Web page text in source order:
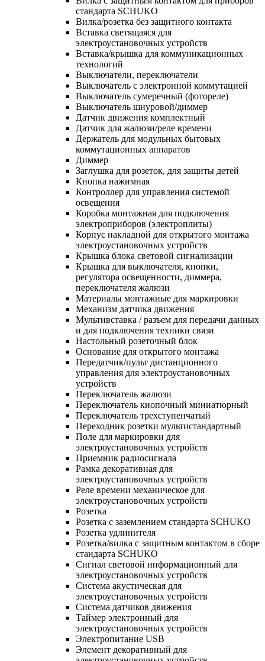
стандарта SCHUKO
Вилка/розетка без защитного контакта
Вставка светящаяся для
электроустановочных устройств
Вставка/крышка для коммуникационных
технологий
Выключатели, переключатели
Выключатель с электронной коммутацией
Выключатель сумеречный (фотореле)
Выключатель шнуровой/диммер
Датчик движения комплектный
Датчик для жалюзи/реле времени
Держатель для модульных бытовых
коммутационных аппаратов
Диммер
Заглушка для розеток, для защиты детей
Кнопка нажимная
Контроллер для управления системой
освещения
Коробка монтажная для подключения
электроприборов (электроплиты)
Корпус накладной для открытого монтажа
электроустановочных устройств
Крышка блока световой сигнализации
Крышка для выключателя, кнопки,
регулятора освещенности, диммера,
переключателя жалюзи
Материалы монтажные для маркировки
Механизм датчика движения
Мультивставка / разъем для передачи данных
и для подключения техники связи
Настольный розеточный блок
Основание для открытого монтажа
Передатчик/пульт дистанционного
управления для электроустановочных
устройств
Переключатель жалюзи
Переключатель кнопочный миниатюрный
Переключатель трехступенчатый
Переходник розетки мультистандартный
Поле для маркировки для
электроустановочных устройств
Приемник радиосигнала
Рамка декоративная для
электроустановочных устройств
Реле времени механическое для
электроустановочных устройств
Розетка
Розетка с заземлением стандарта SCHUKO
Розетка удлинителя
Розетка/вилка с защитным контактом в сборе
стандарта SCHUKO
Сигнал световой информационный для
электроустановочных устройств
Система акустическая для
электроустановочных устройств
Система датчиков движения
Таймер электронный для
электроустановочных устройств
Электропитание USB
Элемент декоративный для